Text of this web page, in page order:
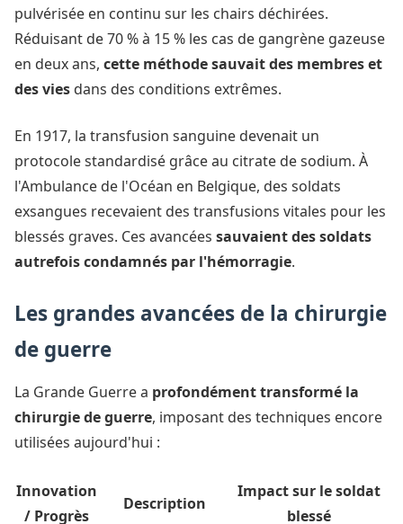
pulvérisée en continu sur les chairs déchirées.
Réduisant de 70 % à 15 % les cas de gangrène gazeuse
en deux ans, cette méthode sauvait des membres et
des vies dans des conditions extrêmes.
En 1917, la transfusion sanguine devenait un
protocole standardisé grâce au citrate de sodium. À
l'Ambulance de l'Océan en Belgique, des soldats
exsangues recevaient des transfusions vitales pour les
blessés graves. Ces avancées sauvaient des soldats
autrefois condamnés par l'hémorragie.
Les grandes avancées de la chirurgie
de guerre
La Grande Guerre a profondément transformé la
chirurgie de guerre, imposant des techniques encore
utilisées aujourd'hui :
Innovation
/ Progrès
Description
Impact sur le soldat
blessé